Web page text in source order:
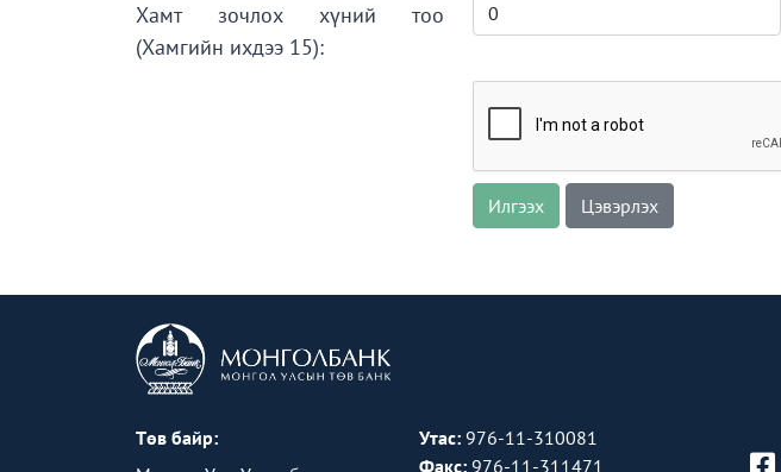
Хамт зочлох хүний тоо
(Хамгийн ихдээ 15):
Илгээх Цэвэрлэх
Төв байр:
Утас:976-11-310081
Факс:976-11-311471